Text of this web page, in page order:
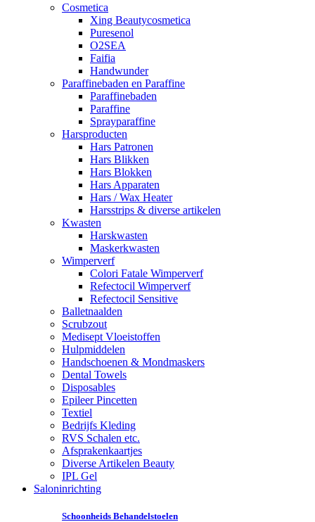
Cosmetica
Xing Beautycosmetica
Puresenol
O2SEA
Faifia
Handwunder
Paraffinebaden en Paraffine
Paraffinebaden
Paraffine
Sprayparaffine
Harsproducten
Hars Patronen
Hars Blikken
Hars Blokken
Hars Apparaten
Hars / Wax Heater
Harsstrips & diverse artikelen
Kwasten
Harskwasten
Maskerkwasten
Wimperverf
Colori Fatale Wimperverf
Refectocil Wimperverf
Refectocil Sensitive
Balletnaalden
Scrubzout
Medisept Vloeistoffen
Hulpmiddelen
Handschoenen & Mondmaskers
Dental Towels
Disposables
Epileer Pincetten
Textiel
Bedrijfs Kleding
RVS Schalen etc.
Afsprakenkaartjes
Diverse Artikelen Beauty
IPL Gel
Saloninrichting
Schoonheids Behandelstoelen